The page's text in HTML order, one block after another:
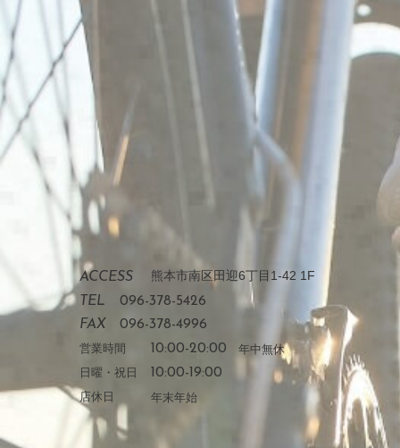
ACCESS 熊本市南区田迎6丁目1-42 1F
TEL
096-378-5426
FAX
096-378-4996
営業時間 10:00-20:00 年中無休
日曜・祝日
10:00-19:00
店休日 年末年始